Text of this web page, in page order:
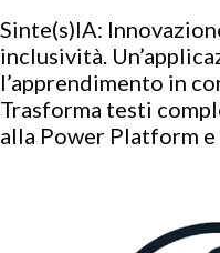
Sinte(s)IA:
inclusività.
l’apprendimento in
Trasforma testi
alla Power Platform